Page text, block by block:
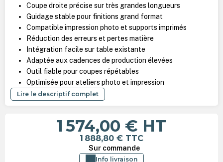
Coupe droite précise sur très grandes longueurs
Guidage stable pour finitions grand format
Compatible impression photo et supports imprimés
Réduction des erreurs et pertes matière
Intégration facile sur table existante
Adaptée aux cadences de production élevées
Outil fiable pour coupes répétables
Optimisée pour ateliers photo et impression
Lire le descriptif complet
1 574,00 € HT
1 888,80 € TTC
Sur commande
Info livraison